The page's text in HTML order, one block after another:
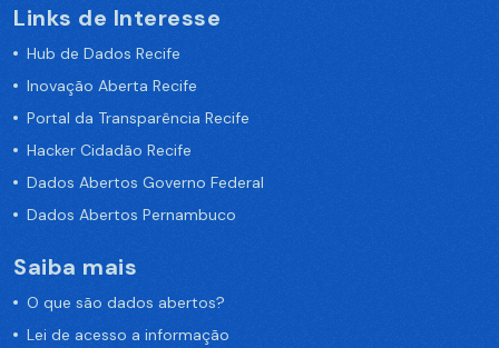
Links de Interesse
Hub de Dados Recife
Inovação Aberta Recife
Portal da Transparência Recife
Hacker Cidadão Recife
Dados Abertos Governo Federal
Dados Abertos Pernambuco
Saiba mais
O que são dados abertos?
Lei de acesso a informação